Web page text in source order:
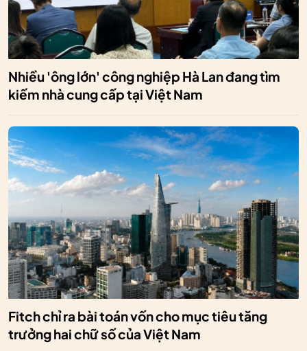
Nhiều 'ông lớn' công nghiệp Hà Lan đang tìm
kiếm nhà cung cấp tại Việt Nam
Fitch chỉ ra bài toán vốn cho mục tiêu tăng
trưởng hai chữ số của Việt Nam